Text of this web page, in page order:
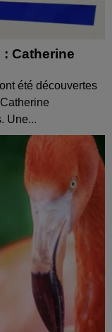
Catherine
été découvertes
Une...